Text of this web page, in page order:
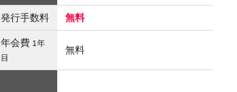
発行手数料 無料
年会費 1年
目
無料